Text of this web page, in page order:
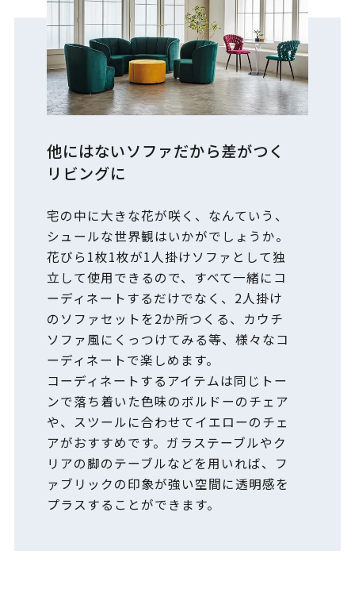
他にはないソファだから差がつく
リビングに
宅の中に大きな花が咲く、なんていう、
シュールな世界観はいかがでしょうか。
花びら1枚1枚が1人掛けソファとして独
立して使用できるので、すべて一緒にコ
ーディネートするだけでなく、2人掛け
のソファセットを2か所つくる、カウチ
ソファ風にくっつけてみる等、様々なコ
ーディネートで楽しめます。
コーディネートするアイテムは同じトー
ンで落ち着いた色味のボルドーのチェア
や、スツールに合わせてイエローのチェ
アがおすすめです。ガラステーブルやク
リアの脚のテーブルなどを用いれば、フ
ァブリックの印象が強い空間に透明感を
プラスすることができます。